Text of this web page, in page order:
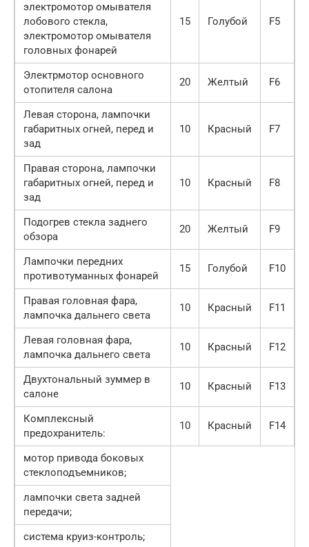
электромотор омывателя
лобового стекла,
электромотор омывателя
головных фонарей
15 Голубой F5
Электрмотор основного
отопителя салона
20 Желтый F6
Левая сторона, лампочки
габаритных огней, перед и
зад
10 Красный F7
Правая сторона, лампочки
габаритных огней, перед и
зад
10 Красный F8
Подогрев стекла заднего
обзора
20 Желтый F9
Лампочки передних
противотуманных фонарей
15 Голубой F10
Правая головная фара,
лампочка дальнего света
10 Красный F11
Левая головная фара,
лампочка дальнего света
10 Красный F12
Двухтональный зуммер в
салоне
10 Красный F13
Комплексный
предохранитель:
10 Красный F14
мотор привода боковых
стеклоподъемников;
лампочки света задней
передачи;
система круиз-контроль;